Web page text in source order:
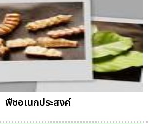
พืชอเนกประสงค์